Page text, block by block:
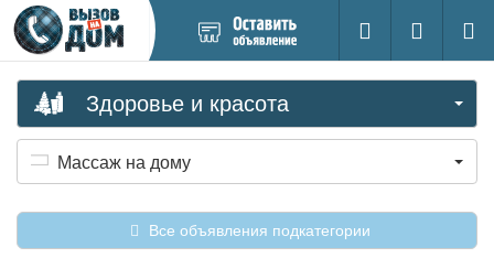
новое
Поиск
Вход на
Здоровье и красота
Массаж на дому
Все объявления подкатегории